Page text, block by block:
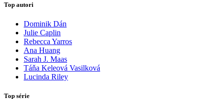
Top autori
Dominik Dán
Julie Caplin
Rebecca Yarros
Ana Huang
Sarah J. Maas
Táňa Keleová Vasilková
Lucinda Riley
Top série